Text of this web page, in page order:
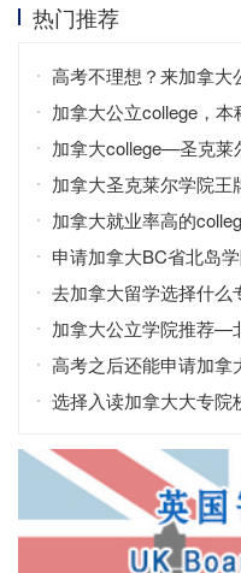
热门推荐
高考不理想？来加拿大
梦！
加拿大公立college，
加拿大college—圣克莱
加拿大圣克莱尔学院
签
加拿大就业率高的
申请加拿大BC省北岛
去加拿大留学选择什么
加拿大公立学院推荐—
高考之后还能申请加拿
选择入读加拿大大专院